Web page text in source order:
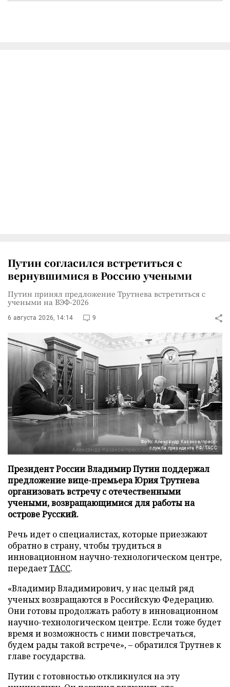
Путин согласился встретиться с
вернувшимися в Россию учеными
Путин принял предложение Трутнева встретиться с
учеными на ВЭФ-2026
6 августа 2026, 14:14 9
Фото: Александр Казаков/пресс-
служба президента РФ/ТАСС
Президент России Владимир Путин поддержал
предложение вице-премьера Юрия Трутнева
организовать встречу с отечественными
учеными, возвращающимися для работы на
острове Русский.
Речь идет о специалистах, которые приезжают
обратно в страну, чтобы трудиться в
инновационном научно-технологическом центре,
передаетТАСС.
«Владимир Владимирович, у нас целый ряд
ученых возвращаются в Российскую Федерацию.
Они готовы продолжать работу в инновационном
научно-технологическом центре. Если тоже будет
время и возможность с ними повстречаться,
будем рады такой встрече», – обратился Трутнев к
главе государства.
Путин с готовностью откликнулся на эту